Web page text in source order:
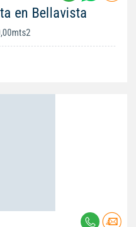
en Bellavista